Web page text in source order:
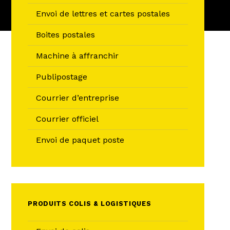
Envoi de lettres et cartes postales
Boites postales
Machine à affranchir
Publipostage
Courrier d’entreprise
Courrier officiel
Envoi de paquet poste
PRODUITS COLIS & LOGISTIQUES